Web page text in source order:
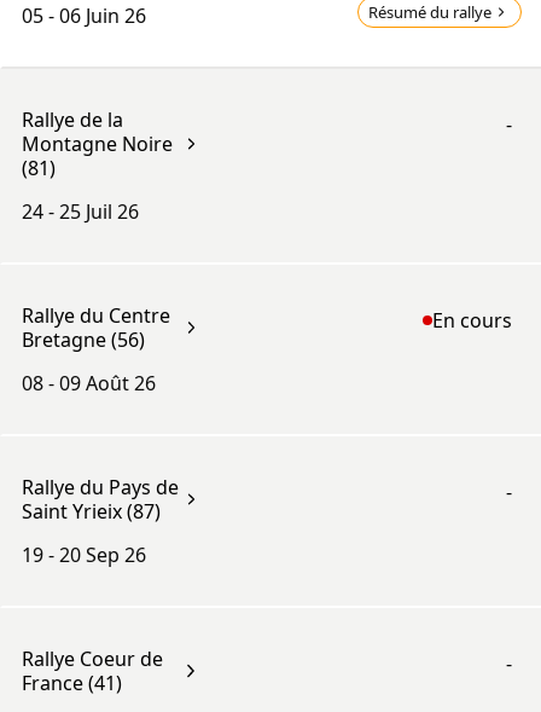
05 - 06 Juin 26 Résumé du rallye
Rallye de la
Montagne Noire
(81)
24 - 25 Juil 26
-
Rallye du Centre
Bretagne (56)
08 - 09Août 26
En cours
Rallye du Pays de
Saint Yrieix (87)
19 - 20Sep 26
-
Rallye Coeur de
France (41)
-